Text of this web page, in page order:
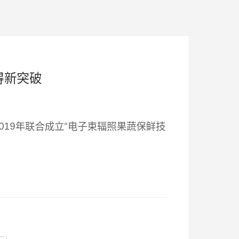
新突破
年联合成立“电子束辐照果蔬保鲜技